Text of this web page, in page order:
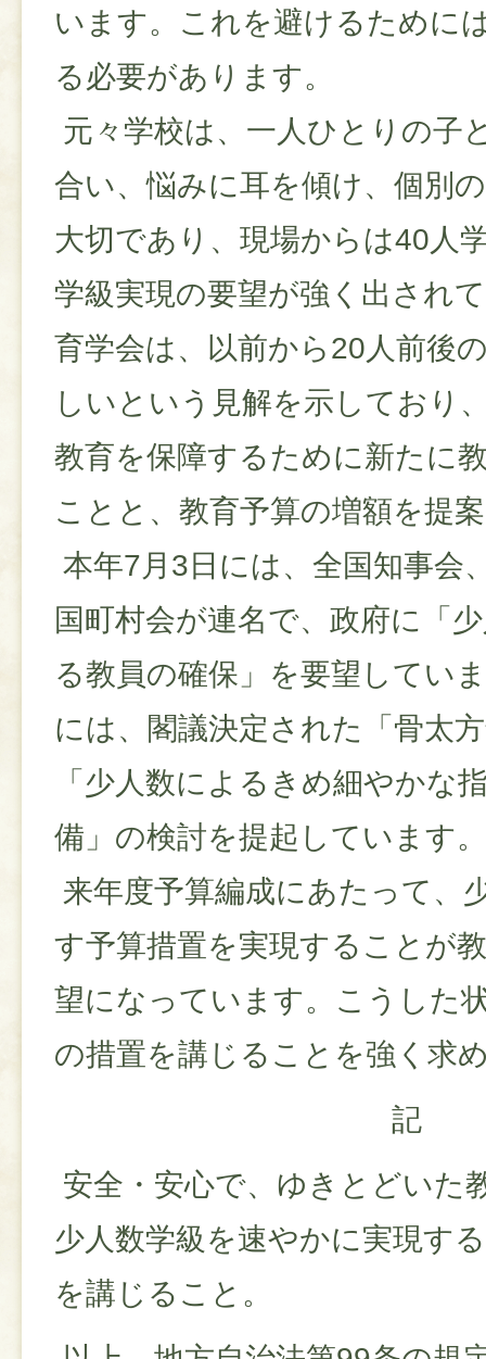
います。これを避けるために
る必要があります。
元々学校は、一人ひとりの子
合い、悩みに耳を傾け、個別
大切であり、現場からは40人
学級実現の要望が強く出され
育学会は、以前から20人前後
しいという見解を示しており
教育を保障するために新たに
ことと、教育予算の増額を提
本年7月3日には、全国知事会
国町村会が連名で、政府に「
る教員の確保」を要望してい
には、閣議決定された「骨太
「少人数によるきめ細やかな
備」の検討を提起しています。
来年度予算編成にあたって、
す予算措置を実現することが
望になっています。こうした
の措置を講じることを強く求
記
安全・安心で、ゆきとどいた
少人数学級を速やかに実現す
を講じること。